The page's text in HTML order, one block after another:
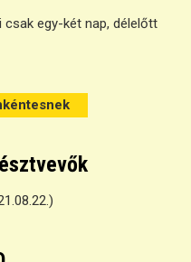
csak egy-két nap, délelőtt